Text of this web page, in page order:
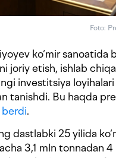
Foto:
ko‘mir sanoatida
joriy etish, ishlab
investitsiya
tanishdi. Bu haqda
berdi.
dastlabki 25 yilida
3,1 mln tonnadan 4